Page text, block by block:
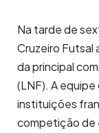
Na tarde de
Cruzeiro Futsal
da principal
(LNF). A
instituições
competição de